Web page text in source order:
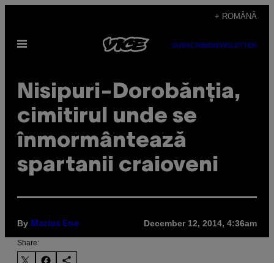
content
+ ROMÂNĂ
Open
SUBSCRIBENEWSLETTER
Nisipuri-Dorobănția,
cimitirul unde se
înmormântează
spartanii craioveni
By Marius Ene December 12, 2014, 4:36am
Share: